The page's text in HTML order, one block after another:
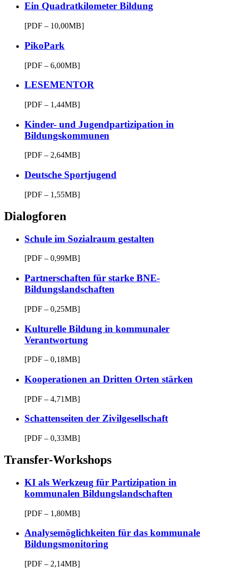
Ein Quadratkilometer Bildung
[PDF – 10,00MB]
PikoPark
[PDF – 6,00MB]
LESEMENTOR
[PDF – 1,44MB]
Kinder- und Jugendpartizipation in
Bildungskommunen
[PDF – 2,64MB]
Deutsche Sportjugend
[PDF – 1,55MB]
Dialogforen
Schule im Sozialraum gestalten
[PDF – 0,99MB]
Partnerschaften für starke BNE-
Bildungslandschaften
[PDF – 0,25MB]
Kulturelle Bildung in kommunaler
Verantwortung
[PDF – 0,18MB]
Kooperationen an Dritten Orten stärken
[PDF – 4,71MB]
Schattenseiten der Zivilgesellschaft
[PDF – 0,33MB]
Transfer-Workshops
KI als Werkzeug für Partizipation in
kommunalen Bildungslandschaften
[PDF – 1,80MB]
Analysemöglichkeiten für das kommunale
Bildungsmonitoring
[PDF – 2,14MB]